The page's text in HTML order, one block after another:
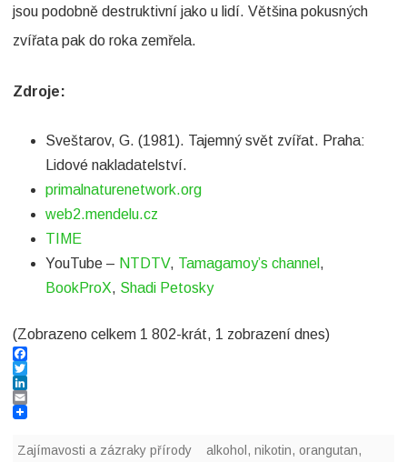
jsou podobně destruktivní jako u lidí. Většina pokusných
zvířata pak do roka zemřela.
Zdroje:
Sveštarov, G. (1981). Tajemný svět zvířat. Praha:
Lidové nakladatelství.
primalnaturenetwork.org
web2.mendelu.cz
TIME
YouTube – NTDTV, Tamagamoy’s channel ,
BookProX, Shadi Petosky
(Zobrazeno celkem 1 802-krát, 1 zobrazení dnes)
F
a
c
e
o
T
w
i
e
L
i
e
E
Zajímavosti a zázraky přírody alkohol , nikotin, orangutan,